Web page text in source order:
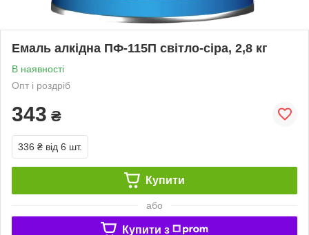
Емаль алкідна ПФ-115П світло-сіра, 2,8 кг
В наявності
Опт і роздріб
343 ₴
336 ₴ від 6 шт.
Купити
або
Купити з